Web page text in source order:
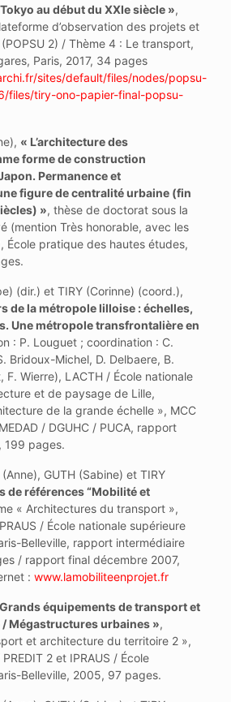
au début du XXIe siècle »,
d’observation des projets et
2) / Thème 4 : Le transport,
Paris, 2017, 34 pages
sites/default/files/nodes/popsu-
files/tiry-ono-papier-final-popsu-
« L’architecture des
forme de construction
Permanence et
figure de centralité urbaine (fin
», thèse de doctorat sous la
(mention Très honorable, avec les
École pratique des hautes études,
(dir.) et TIRY (Corinne) (coord.),
de la métropole lilloise : échelles,
Une métropole transfrontalière en
: P. Louguet ; coordination : C.
Bridoux-Michel, D. Delbaere, B.
F. Wierre), LACTH / École nationale
et de paysage de Lille,
de la grande échelle », MCC
/ DGUHC / PUCA, rapport
199 pages.
(Anne), GUTH (Sabine) et TIRY
de références “Mobilité et
« Architectures du transport »,
/ École nationale supérieure
Belleville, rapport intermédiaire
/ rapport final décembre 2007,
: www.lamobiliteenprojet.fr
équipements de transport et
Mégastructures urbaines »,
et architecture du territoire 2 »,
2 et IPRAUS / École
Belleville, 2005, 97 pages.